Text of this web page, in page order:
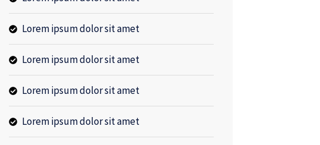
Lorem ipsum dolor sit amet
Lorem ipsum dolor sit amet
Lorem ipsum dolor sit amet
Lorem ipsum dolor sit amet